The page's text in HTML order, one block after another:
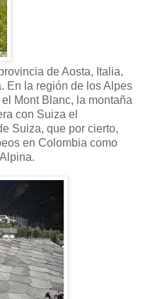
de Aosta, Italia,
En la región de los Alpes
Mont Blanc, la montaña
con Suiza el
Suiza, que por cierto,
en Colombia como